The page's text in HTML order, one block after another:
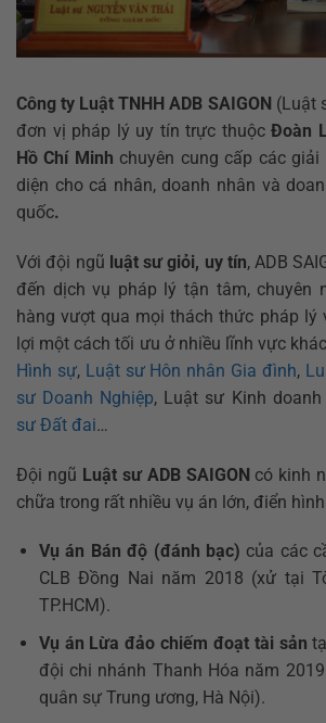
Công ty Luật TNHH ADB SAIGON (Luật
đơn vị pháp lý uy tín trực thuộc Đoàn
Hồ Chí Minh chuyên cung cấp các
diện cho cá nhân, doanh nhân và
quốc.
Với đội ngũ luật sư giỏi, uy tín, ADB
đến dịch vụ pháp lý tận tâm, chuyên
hàng vượt qua mọi thách thức pháp lý
lợi một cách tối ưu ở nhiều lĩnh vực
Hình sự, Luật sư Hôn nhân Gia đình,
sư Doanh Nghiệp, Luật sư Kinh
sư Đất đai…
Đội ngũ Luật sưADB SAIGON có kinh
chữa trong rất nhiều vụ án lớn, điển
Vụ án Bán độ (đánh bạc) của các
CLB Đồng Nai năm 2018 (xử tại
TP.HCM).
Vụ án Lừa đảo chiếm đoạt tài sản
đội chi nhánh Thanh Hóa năm
quân sự Trung ương, Hà Nội).